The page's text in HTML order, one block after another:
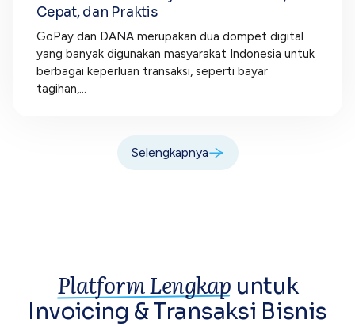
Cepat, dan Praktis
GoPay dan DANA merupakan dua dompet digital
yang banyak digunakan masyarakat Indonesia untuk
berbagai keperluan transaksi, seperti bayar
tagihan,...
Selengkapnya
Platform Lengkap untuk
Invoicing &Transaksi Bisnis